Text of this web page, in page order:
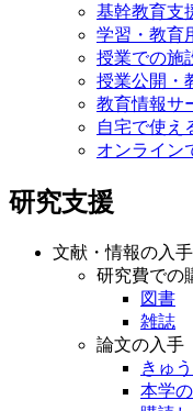
基幹教育支
学習・教育
授業での施
授業公開・
教育情報サ
自宅で使え
オンライン
研究支援
文献・情報の入手
研究費での
図書
雑誌
論文の入手
きゅ
本学